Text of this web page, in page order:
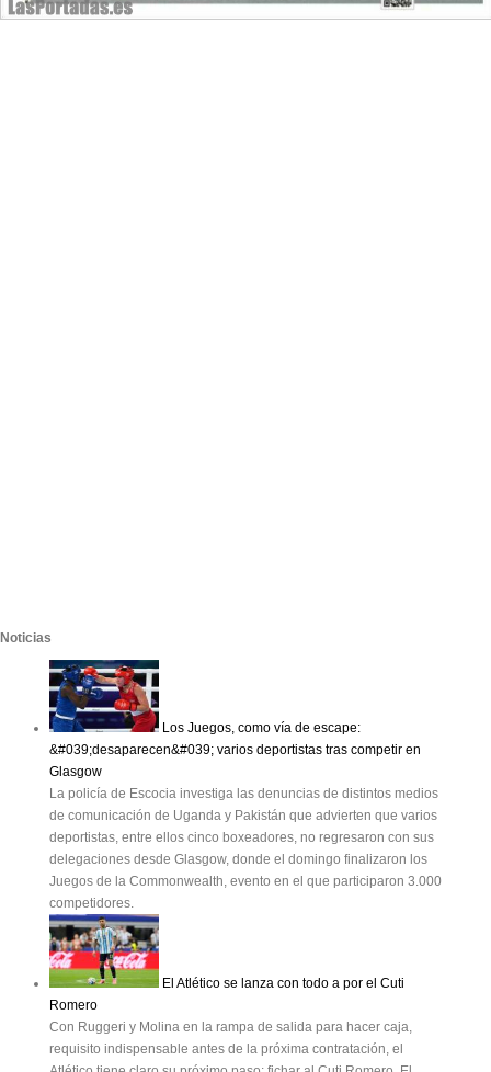
Noticias
Los Juegos, como vía de escape:
&#039;desaparecen&#039; varios deportistas tras competir en
Glasgow
La policía de Escocia investiga las denuncias de distintos medios
de comunicación de Uganda y Pakistán que advierten que varios
deportistas, entre ellos cinco boxeadores, no regresaron con sus
delegaciones desde Glasgow, donde el domingo finalizaron los
Juegos de la Commonwealth, evento en el que participaron 3.000
competidores.
El Atlético se lanza con todo a por el Cuti
Romero
Con Ruggeri y Molina en la rampa de salida para hacer caja,
requisito indispensable antes de la próxima contratación, el